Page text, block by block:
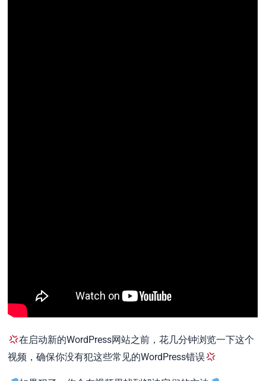
在启动新的WordPress网站之前，花几分钟浏览一下这个
视频，确保你没有犯这些常见的WordPress错误